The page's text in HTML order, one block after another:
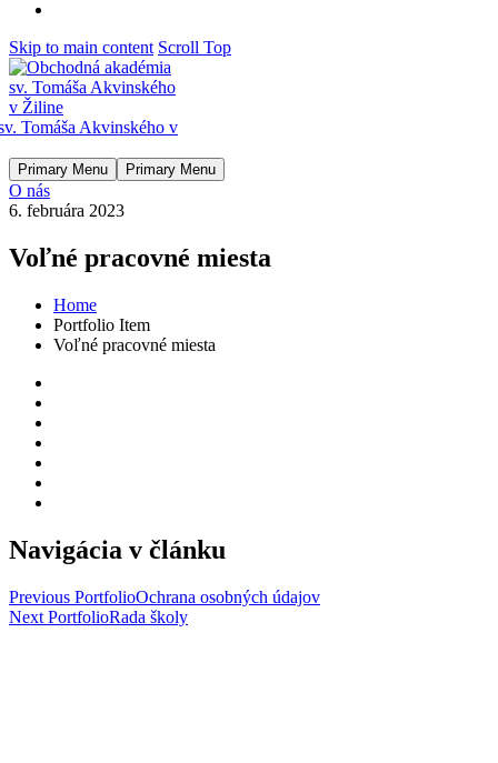
Skip to main content Scroll Top
Primary Menu Primary Menu
O nás
6. februára 2023
Voľné pracovné miesta
Home
Portfolio Item
Voľné pracovné miesta
Navigácia v článku
Previous PortfolioOchrana osobných údajov
Next PortfolioRada školy